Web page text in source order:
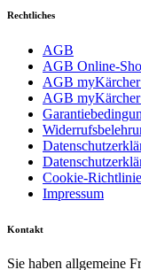
Rechtliches
AGB
AGB Online-
AGB
AGB myKärcher
Cookie-Richtlinie
Impressum
Kontakt
Sie haben allgemeine